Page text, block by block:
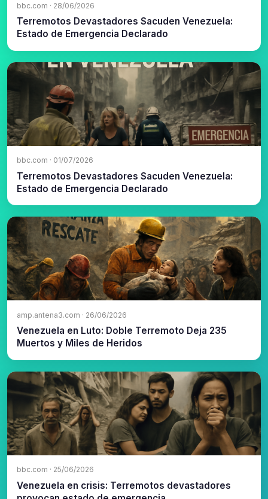
bbc.com · 28/06/2026
Terremotos Devastadores Sacuden Venezuela:
Estado de Emergencia Declarado
bbc.com · 01/07/2026
Terremotos Devastadores Sacuden Venezuela:
Estado de Emergencia Declarado
amp.antena3.com · 26/06/2026
Venezuela en Luto: Doble Terremoto Deja 235
Muertos y Miles de Heridos
bbc.com · 25/06/2026
Venezuela en crisis: Terremotos devastadores